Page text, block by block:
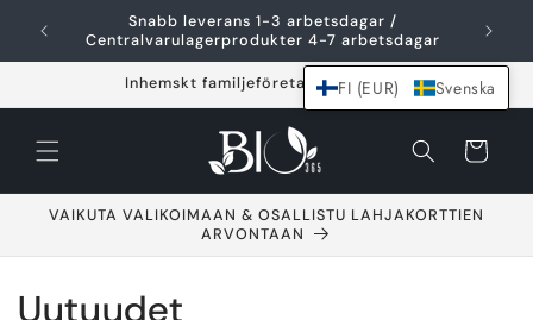
Hoppa över och
gå till innehållet
Snabb leverans 1-3 arbetsdagar /
Centralvarulagerprodukter 4-7 arbetsdagar
Inhemskt familjeföretag sedan 2021
Varukorg
VAIKUTA VALIKOIMAAN & OSALLISTU LAHJAKORTTIEN
ARVONTAAN
S
Uutuudet
FI (EUR) Svenska